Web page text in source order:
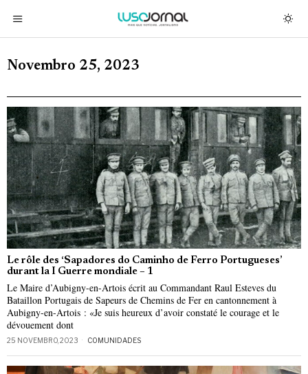
Novembro 25, 2023
Le rôle des ‘Sapadores do Caminho de Ferro Portugueses’
durant la I Guerre mondiale – 1
Le Maire d’Aubigny-en-Artois écrit au Commandant Raul Esteves du
Bataillon Portugais de Sapeurs de Chemins de Fer en cantonnement à
Aubigny-en-Artois : «Je suis heureux d’avoir constaté le courage et le
dévouement dont
25 NOVEMBRO, 2023 COMUNIDADES